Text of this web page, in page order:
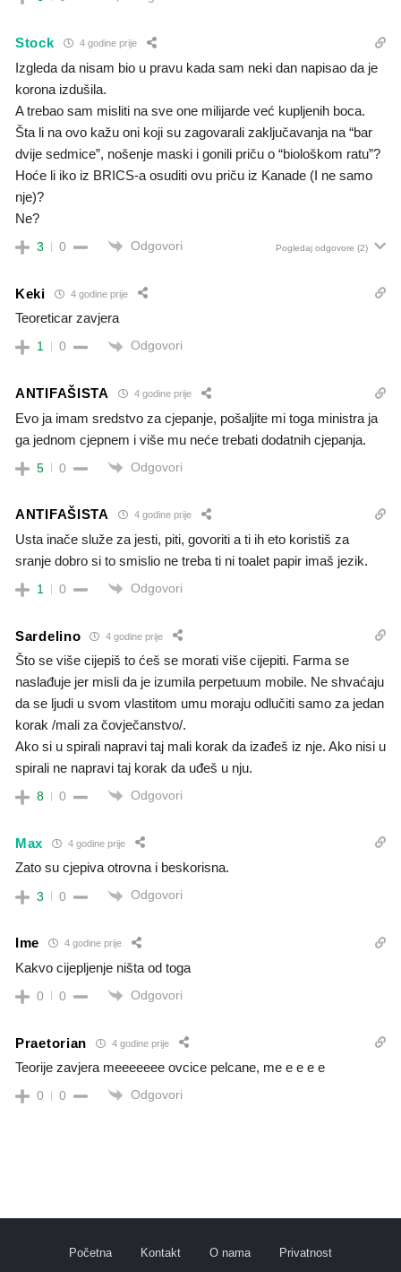
Stock 4 godine prije
Izgleda da nisam bio u pravu kada sam neki dan napisao da je
korona izdušila.
A trebao sam misliti na sve one milijarde već kupljenih boca.
Šta li na ovo kažu oni koji su zagovarali zaključavanja na “bar
dvije sedmice”, nošenje maski i gonili priču o “biološkom ratu”?
Hoće li iko iz BRICS-a osuditi ovu priču iz Kanade (I ne samo
nje)?
Ne?
3 0 Odgovori Pogledaj odgovore (2)
Keki 4 godine prije
Teoreticar zavjera
1 0 Odgovori
ANTIFAŠISTA 4 godine prije
Evo ja imam sredstvo za cjepanje, pošaljite mi toga ministra ja
ga jednom cjepnem i više mu neće trebati dodatnih cjepanja.
5 0 Odgovori
ANTIFAŠISTA 4 godine prije
Usta inače služe za jesti, piti, govoriti a ti ih eto koristiš za
sranje dobro si to smislio ne treba ti ni toalet papir imaš jezik.
1 0 Odgovori
Sardelino 4 godine prije
Što se više cijepiš to ćeš se morati više cijepiti. Farma se
naslađuje jer misli da je izumila perpetuum mobile. Ne shvaćaju
da se ljudi u svom vlastitom umu moraju odlučiti samo za jedan
korak /mali za čovječanstvo/.
Ako si u spirali napravi taj mali korak da izađeš iz nje. Ako nisi u
spirali ne napravi taj korak da uđeš u nju.
8 0 Odgovori
Max 4 godine prije
Zato su cjepiva otrovna i beskorisna.
3 0 Odgovori
Ime 4 godine prije
Kakvo cijepljenje ništa od toga
0 0 Odgovori
Praetorian 4 godine prije
Teorije zavjera meeeeeee ovcice pelcane, me e e e e
0 0 Odgovori
Početna Kontakt O nama Privatnost